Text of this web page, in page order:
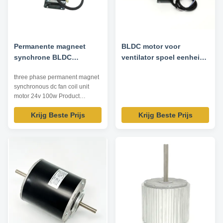
Permanente magneet
synchrone BLDC
motor 24v 100w Drie fase
three phase permanent magnet
synchronous dc fan coil unit
motor 24v 100w Product
Applications: Indoor central air
conditioning coil unit and other
ventilation equipment Product
Excellent torque characteristi...
Krijg Beste Prijs
BLDC motor voor
ventilator spoel eenheid -
Krijg Beste Prijs